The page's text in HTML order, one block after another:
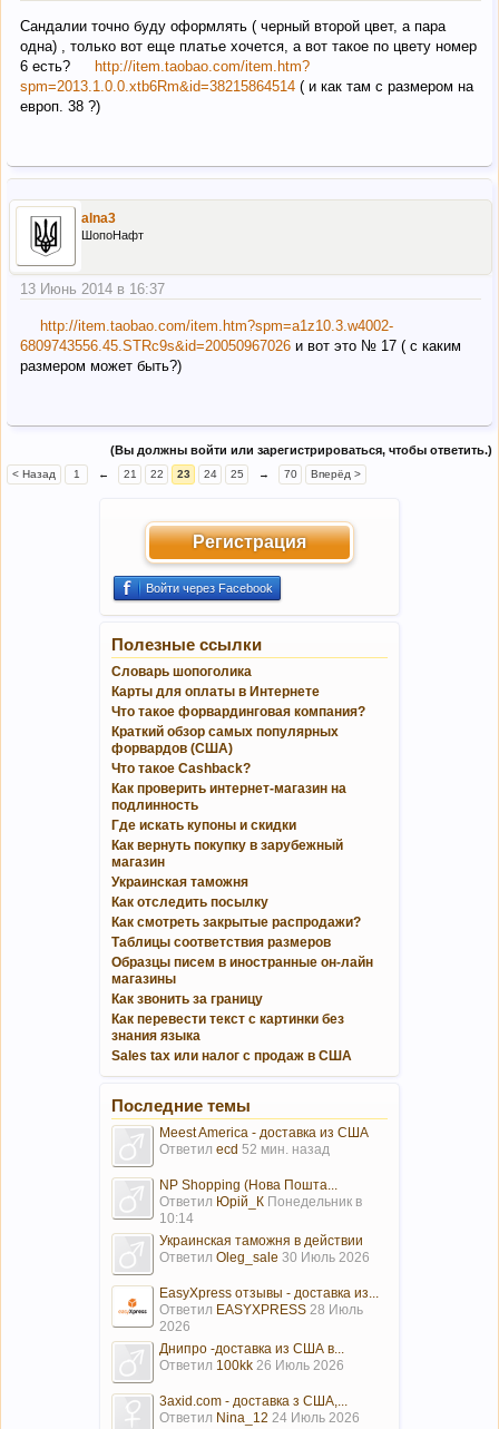
Сандалии точно буду оформлять ( черный второй цвет, а пара
одна) , только вот еще платье хочется, а вот такое по цвету номер
6 есть?
http://item.taobao.com/item.htm?
spm=2013.1.0.0.xtb6Rm&id=38215864514 ( и как там с размером на
европ. 38 ?)
alna3
ШопоНафт
13 Июнь 2014 в 16:37
http://item.taobao.com/item.htm?spm=a1z10.3.w4002-
6809743556.45.STRc9s&id=20050967026 и вот это № 17 ( с каким
размером может быть?)
(Вы должны войти или зарегистрироваться, чтобы ответить.)
< Назад 1 ← 21 22 23 24 25 → 70 Вперёд >
Регистрация
Войти через Facebook
Полезные ссылки
Словарь шопоголика
Карты для оплаты в Интернете
Что такое форвардинговая компания?
Краткий обзор самых популярных
форвардов (США)
Что такое Cashback?
Как проверить интернет-магазин на
подлинность
Где искать купоны и скидки
Как вернуть покупку в зарубежный
магазин
Украинская таможня
Как отследить посылку
Как смотреть закрытые распродажи?
Таблицы соответствия размеров
Образцы писем в иностранные он-лайн
магазины
Как звонить за границу
Как перевести текст с картинки без
знания языка
Sales tax или налог с продаж в США
Последние темы
Meest America - доставка из США
Ответил ecd 52 мин. назад
NP Shopping (Нова Пошта...
Ответил Юрій_К Понедельник в
10:14
Украинская таможня в действии
Ответил Oleg_sale 30 Июль 2026
EasyXpress отзывы - доставка из...
Ответил EASYXPRESS 28 Июль
2026
Днипро -доставка из США в...
Ответил 100kk 26 Июль 2026
3axid.com - доставка з США,...
Ответил Nina_12 24 Июль 2026